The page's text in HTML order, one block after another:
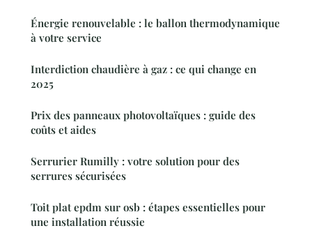
Énergie renouvelable : le ballon thermodynamique
à votre service
Interdiction chaudière à gaz : ce qui change en
2025
Prix des panneaux photovoltaïques : guide des
coûts et aides
Serrurier Rumilly : votre solution pour des
serrures sécurisées
Toit plat epdm sur osb : étapes essentielles pour
une installation réussie